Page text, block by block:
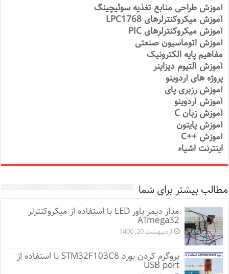
آموزش طراحی منابع تغذیه سوئیچینگ
آموزش میکروکنترلرهای LPC1768
آموزش میکروکنترلرهای PIC
آموزش اتوماسیون صنعتی
مفاهیم پایه الکترونیک
آموزش آلتیوم دیزاینر
پروژه های آردوینو
آموزش رزبری پای
آموزش آردوینو
آموزش زبان C
آموزش پایتون
آموزش ++C
اینترنت اشیاء
مطالب بیشتر برای شما
مدار دیمر پاور LED با استفاده از میکروکنترلر
ATmega32
اردیبهشت 20, 1400
پروگرم کردن بورد STM32F103C8 با استفاده از
USB port